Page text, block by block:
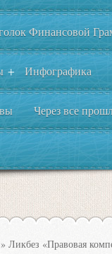
Финансовой
+ Инфографика
Через все
» Ликбез «Правовая